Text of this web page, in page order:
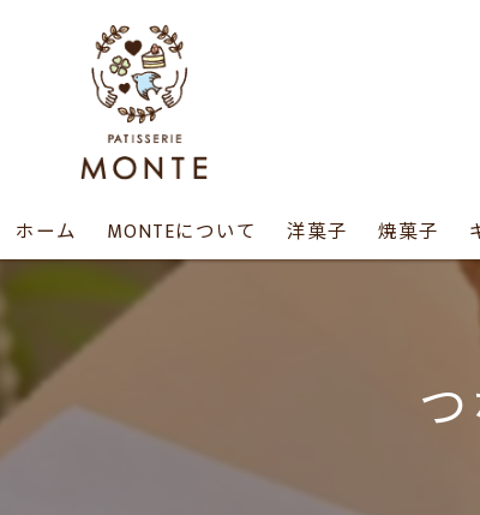
ホーム MONTEについて 洋菓子 焼菓子